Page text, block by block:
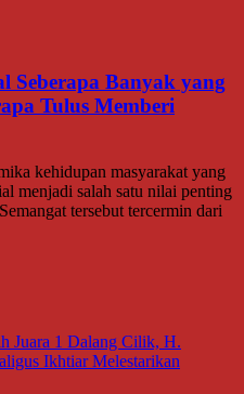
Seberapa Banyak yang
Tulus Memberi
kehidupan masyarakat yang
menjadi salah satu nilai penting
tersebut tercermin dari